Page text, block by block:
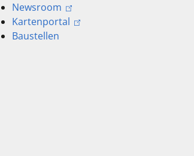
Newsroom
Kartenportal
Baustellen